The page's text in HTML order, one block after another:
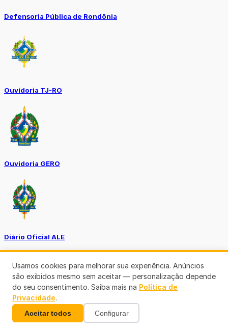
Defensoria Pública de Rondônia
Ouvidoria TJ-RO
Ouvidoria GERO
Diário Oficial ALE
Diário Oficial da União
Usamos cookies para melhorar sua experiência. Anúncios
são exibidos mesmo sem aceitar — personalização depende
do seu consentimento. Saiba mais na Política de
Privacidade.
Aceitar todos Configurar